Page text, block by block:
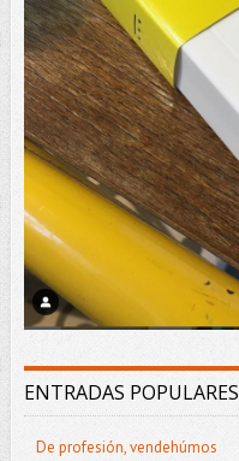
ENTRADAS POPULARES
De profesión, vendehúmos